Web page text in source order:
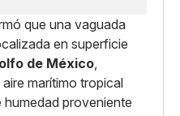
que una vaguada
en superficie
de México,
marítimo tropical
proveniente